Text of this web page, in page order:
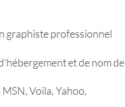
graphiste professionnel
et de nom de
Voila, Yahoo,